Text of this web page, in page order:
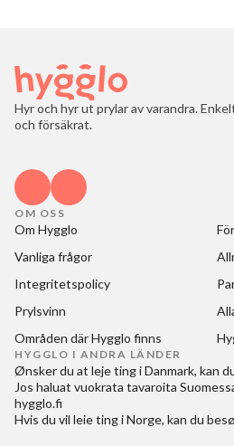
Hyr och hyr ut prylar av varandra.
och försäkrat.
OM OSS
Om Hygglo
Vanliga frågor
Integritetspolicy
Prylsvinn
Områden där Hygglo finns
HYGGLO I ANDRA LÄNDER
Ønsker du at leje ting i Danmark, kan
Jos haluat vuokrata tavaroita
hygglo.fi
Hvis du vil leie ting i Norge, kan du